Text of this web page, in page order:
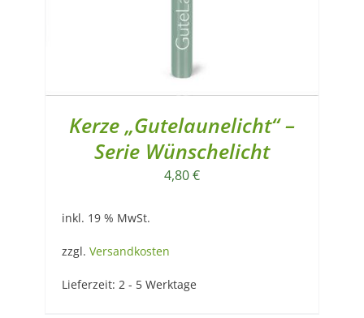
Kerze „Gutelaunelicht“ –
Serie Wünschelicht
4,80€
inkl. 19 % MwSt.
zzgl. Versandkosten
Lieferzeit: 2 - 5 Werktage